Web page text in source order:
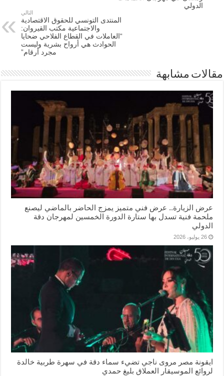
الدولي
التالي
المنتدى التونسي للحقوق الاقتصادية
والاجتماعية مكتب القيروان:
“العاملات في القطاع الفلاحي ضحايا
الحوادث هي أرواح بشرية وليست
مجرد أرقام”
مقالات مشابهة
عرض الزيارة.. عرض فني متميز يمزج الحاضر بالماضي ليصنع
ملحمة فنية تسدل بها ستارة الدورة الخمسين لمهرجان دقة
الدولي
26 يوليو، 2026
ايقونة مصر مروى ناجي تضيء سماء دقة في سهرة طربية خالدة
لروائع الموسيقار العملاق بليغ حمدي